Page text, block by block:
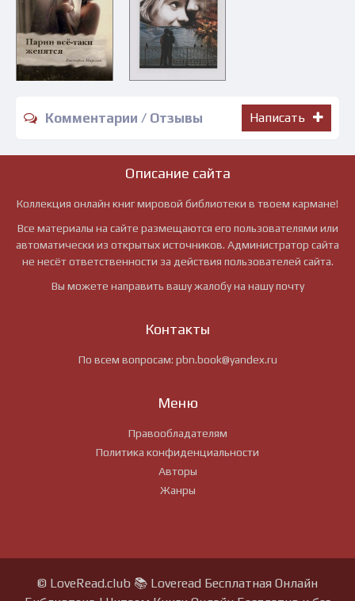
Комментарии / Отзывы Написать
Описание сайта
Коллекция онлайн книг мировой библиотеки в твоем кармане!
Все материалы на сайте размещаются его пользователями или
автоматически из открытых источников. Администратор сайта
не несёт ответственности за действия пользователей сайта.
Вы можете направить вашу жалобу на нашу почту
Контакты
По всем вопросам: pbn.book@yandex.ru
Меню
Правообладателям
Политика конфиденциальности
Авторы
Жанры
© LoveRead.club 📚 Loveread Бесплатная Онлайн